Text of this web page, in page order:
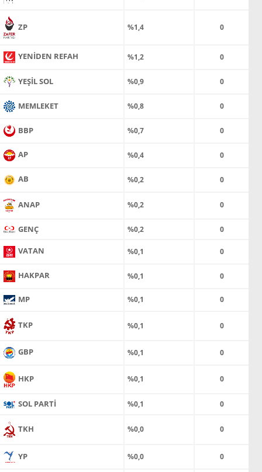
ZP %1,4 0
YENİDEN REFAH %1,2 0
YEŞİL SOL %0,9 0
MEMLEKET %0,8 0
BBP %0,7 0
AP %0,4 0
AB %0,2 0
ANAP %0,2 0
GENÇ %0,2 0
VATAN %0,1 0
HAKPAR %0,1 0
MP %0,1 0
TKP %0,1 0
GBP %0,1 0
HKP %0,1 0
SOL PARTİ %0,1 0
TKH %0,0 0
YP %0,0 0